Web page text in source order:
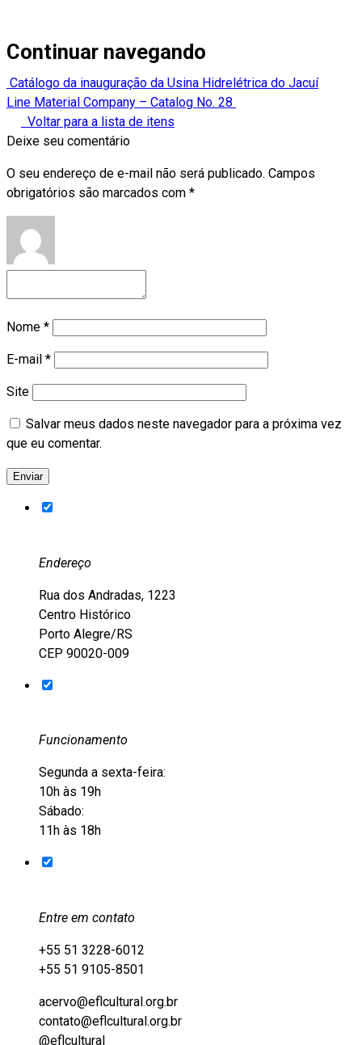
Continuar navegando
Catálogo da inauguração da Usina Hidrelétrica do Jacuí
Line Material Company – Catalog No. 28
Voltar para a lista de itens
Deixe seu comentário
O seu endereço de e-mail não será publicado. Campos
obrigatórios são marcados com *
Nome *
E-mail *
Site
Salvar meus dados neste navegador para a próxima vez
que eu comentar.
Endereço
Rua dos Andradas, 1223
Centro Histórico
Porto Alegre/RS
CEP 90020-009
Funcionamento
Segunda a sexta-feira:
10h às 19h
Sábado:
11h às 18h
Entre em contato
+55 51 3228-6012
+55 51 9105-8501
acervo@eflcultural.org.br
contato@eflcultural.org.br
@eflcultural